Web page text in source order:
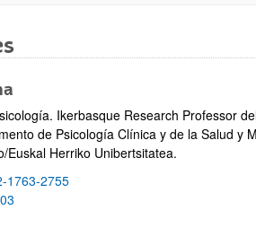
Ikerbasque Research Professor
de Psicología Clínica y de la Salud y
Euskal Herriko Unibertsitatea.
1763-2755